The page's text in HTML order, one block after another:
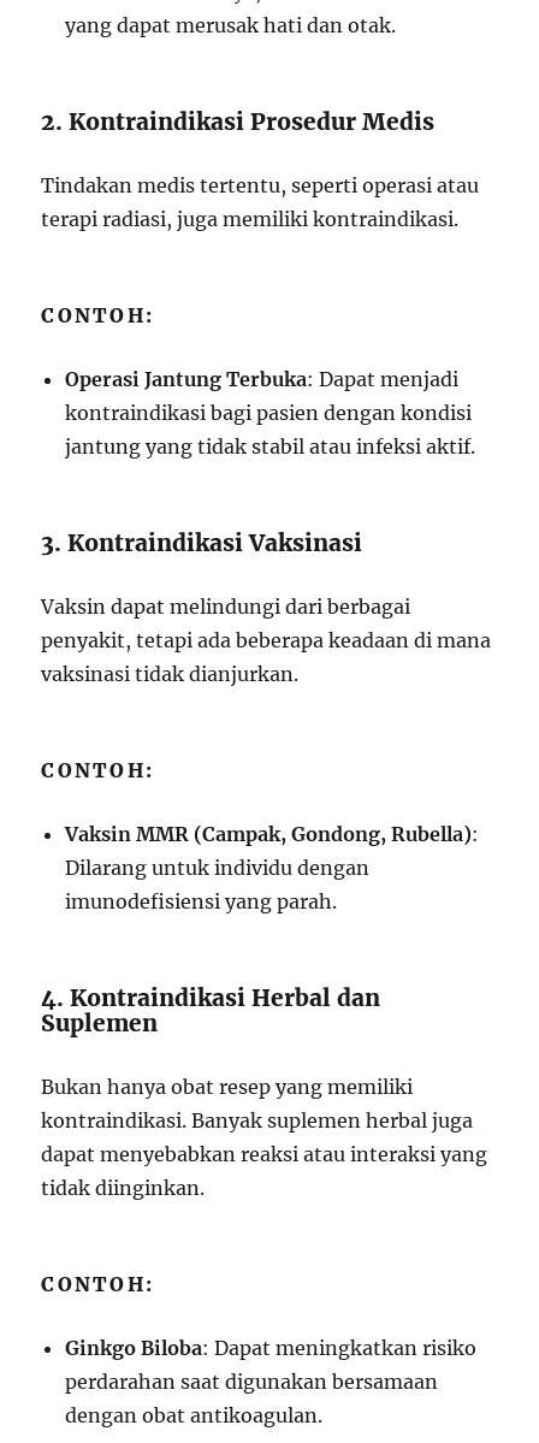
yang dapat merusak hati dan otak.
2. Kontraindikasi Prosedur Medis
Tindakan medis tertentu, seperti operasi atau
terapi radiasi, juga memiliki kontraindikasi.
CONTOH:
Operasi Jantung Terbuka: Dapat menjadi
kontraindikasi bagi pasien dengan kondisi
jantung yang tidak stabil atau infeksi aktif.
3. Kontraindikasi Vaksinasi
Vaksin dapat melindungi dari berbagai
penyakit, tetapi ada beberapa keadaan di mana
vaksinasi tidak dianjurkan.
CONTOH:
Vaksin MMR (Campak, Gondong, Rubella):
Dilarang untuk individu dengan
imunodefisiensi yang parah.
4. Kontraindikasi Herbal dan
Suplemen
Bukan hanya obat resep yang memiliki
kontraindikasi. Banyak suplemen herbal juga
dapat menyebabkan reaksi atau interaksi yang
tidak diinginkan.
CONTOH:
Ginkgo Biloba: Dapat meningkatkan risiko
perdarahan saat digunakan bersamaan
dengan obat antikoagulan.